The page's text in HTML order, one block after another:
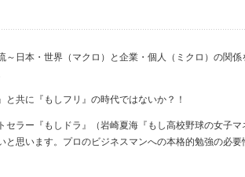
～日本・世界（マクロ）と企業・個人（ミクロ）の関
と共に『もしフリ』の時代ではないか？！
セラー『もしドラ』（岩崎夏海『もし高校野球の女子
と思います。プロのビジネスマンへの本格的勉強の必